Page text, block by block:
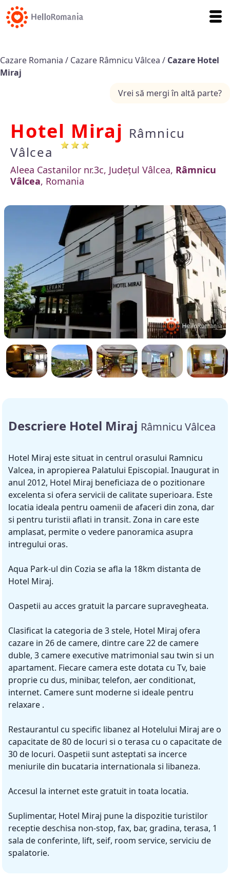
Cazare Romania / Cazare Râmnicu Vâlcea / Cazare Hotel
Miraj
Vrei să mergi în altă parte?
Hotel Miraj Râmnicu
Vâlcea
Aleea Castanilor nr.3c, Județul Vâlcea, Râmnicu
Vâlcea, Romania
Descriere Hotel Miraj Râmnicu Vâlcea
Hotel Miraj este situat in centrul orasului Ramnicu
Valcea, in apropierea Palatului Episcopial. Inaugurat in
anul 2012, Hotel Miraj beneficiaza de o pozitionare
excelenta si ofera servicii de calitate superioara. Este
locatia ideala pentru oamenii de afaceri din zona, dar
si pentru turistii aflati in transit. Zona in care este
amplasat, permite o vedere panoramica asupra
intregului oras.
Aqua Park-ul din Cozia se afla la 18km distanta de
Hotel Miraj.
Oaspetii au acces gratuit la parcare supravegheata.
Clasificat la categoria de 3 stele, Hotel Miraj ofera
cazare in 26 de camere, dintre care 22 de camere
duble, 3 camere executive matrimonial sau twin si un
apartament. Fiecare camera este dotata cu Tv, baie
proprie cu dus, minibar, telefon, aer conditionat,
internet. Camere sunt moderne si ideale pentru
relaxare .
Restaurantul cu specific libanez al Hotelului Miraj are o
capacitate de 80 de locuri si o terasa cu o capacitate de
30 de locuri. Oaspetii sunt asteptati sa incerce
meniurile din bucataria internationala si libaneza.
Accesul la internet este gratuit in toata locatia.
Suplimentar, Hotel Miraj pune la dispozitie turistilor
receptie deschisa non-stop, fax, bar, gradina, terasa, 1
sala de conferinte, lift, seif, room service, serviciu de
spalatorie.